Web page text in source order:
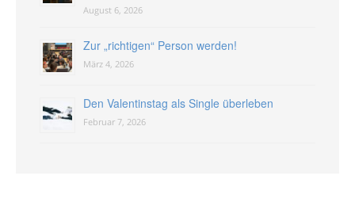
August 6, 2026
Zur „richtigen“ Person werden!
März 4, 2026
Den Valentinstag als Single überleben
Februar 7, 2026